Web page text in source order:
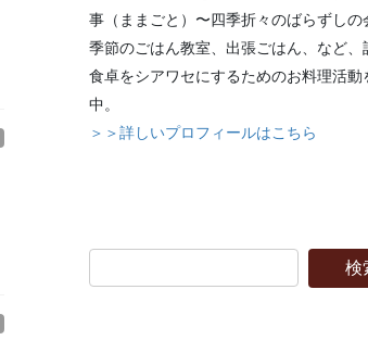
事（ままごと）〜四季折々のばらずしの
季節のごはん教室、出張ごはん、など、
食卓をシアワセにするためのお料理活動
中。
＞＞詳しいプロフィールはこちら